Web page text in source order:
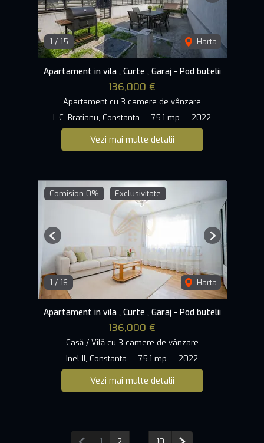
1 / 15 Harta
Apartament in vila , Curte , Garaj - Pod butelii
136,000 €
Apartament cu 3 camere de vânzare
I. C. Bratianu, Constanta
75.1 mp 2022
Vezi mai multe detalii
Comision 0% Exclusivitate
1 / 16 Harta
Previous Next
Apartament in vila , Curte , Garaj - Pod butelii
136,000 €
Casă / Vilă cu 3 camere de vânzare
Inel II, Constanta
75.1 mp 2022
Vezi mai multe detalii
Pagina anterioară
... Pagina următoare